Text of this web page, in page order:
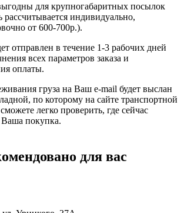
для крупногабаритных посылок
рассчитывается индивидуально,
от 600-700р.).
отправлен в течение 1-3 рабочих дней
всех параметров заказа и
оплаты.
груза на Ваш e-mail будет выслан
по которому на сайте транспортной
легко проверить, где сейчас
Ваша покупка.
для вас